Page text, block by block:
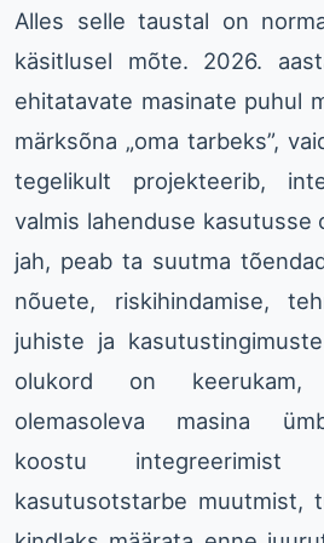
Alles selle taustal on
käsitlusel mõte. 2026.
ehitatavate masinate puhul
märksõna „oma tarbeks”,
tegelikult projekteerib,
valmis lahenduse kasutusse
jah, peab ta suutma
nõuete, riskihindamise,
juhiste ja
olukord on keerukam,
olemasoleva masina
koostu integreerimist
kasutusotstarbe muutmist,